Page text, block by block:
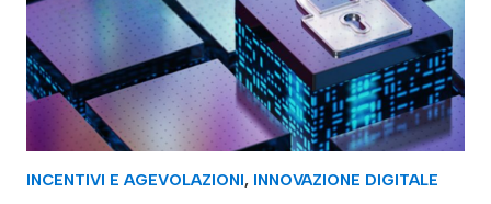
INCENTIVI E AGEVOLAZIONI, INNOVAZIONE DIGITALE